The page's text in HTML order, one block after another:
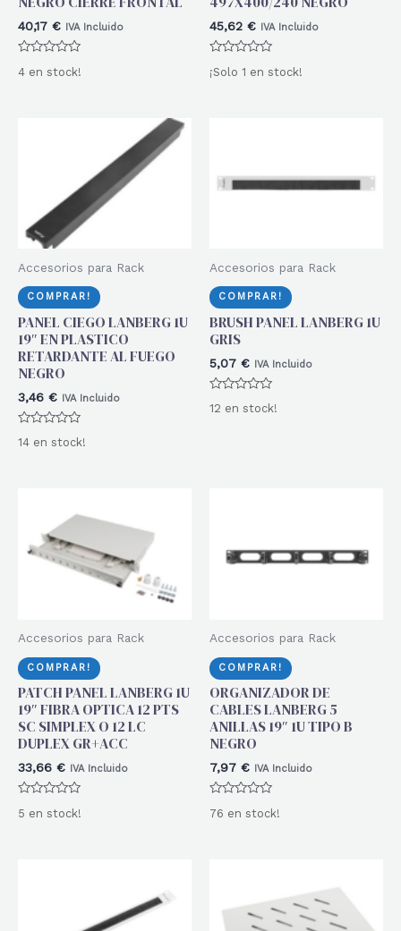
40,17 € IVA Incluido
con
4 en stock!
45,62 € IVA Incluido
con
¡Solo 1 en stock!
Accesorios para Rack
COMPRAR!
PANEL CIEGO LANBERG 1U
19″ EN PLASTICO
RETARDANTE AL FUEGO
NEGRO
3,46 € IVA Incluido
con
14 en stock!
Accesorios para Rack
COMPRAR!
BRUSH PANEL LANBERG 1U
GRIS
5,07 € IVA Incluido
con
12 en stock!
Accesorios para Rack
COMPRAR!
PATCH PANEL LANBERG 1U
19″ FIBRA OPTICA 12 PTS
SC SIMPLEX O 12 LC
DUPLEX GR+ACC
33,66 € IVA Incluido
con
5 en stock!
Accesorios para Rack
COMPRAR!
ORGANIZADOR DE
CABLES LANBERG 5
ANILLAS 19″ 1U TIPO B
NEGRO
7,97 € IVA Incluido
con
76 en stock!